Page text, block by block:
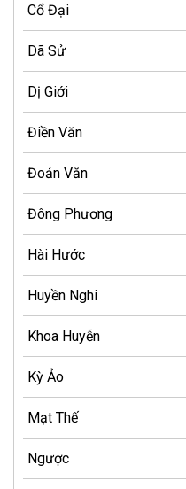
Cổ Đại
Dã Sử
Dị Giới
Điền Văn
Đoản Văn
Đông Phương
Hài Hước
Huyền Nghi
Khoa Huyễn
Kỳ Ảo
Mạt Thế
Ngược